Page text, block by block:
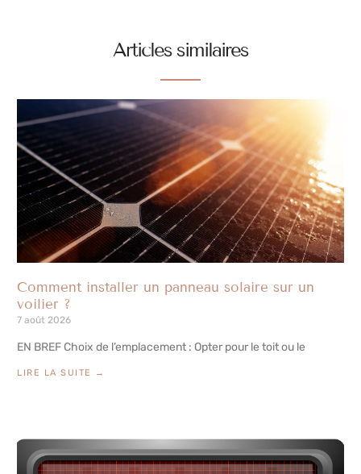
Articles similaires
Comment installer un panneau solaire sur un
voilier ?
7 août 2026
EN BREF Choix de l’emplacement : Opter pour le toit ou le
LIRE LA SUITE →